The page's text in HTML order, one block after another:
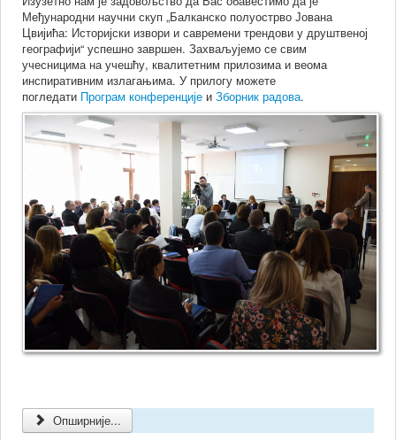
Међународни научни скуп „Балканско полуострво Јована
Цвијића: Историјски извори и савремени трендови у друштвеној
географији“ успешно завршен. Захваљујемо се свим
учесницима на учешћу, квалитетним прилозима и веома
инспиративним излагањима. У прилогу можете
погледати Програм конференције иЗборник радова.
Опширније...